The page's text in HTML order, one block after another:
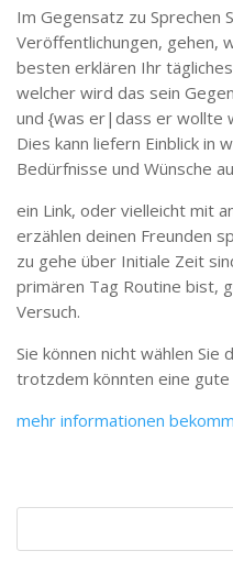
Im Gegensatz zu Sprechen
Veröffentlichungen, gehen,
besten erklären Ihr
welcher wird das sein
und {was er|dass er wollte
Dies kann liefern Einblick in
Bedürfnisse und Wünsche
ein Link, oder vielleicht mit
erzählen deinen Freunden
zu gehe über Initiale Zeit
primären Tag Routine bist,
Versuch.
Sie können nicht wählen Sie
trotzdem könnten eine gute
mehr informationen